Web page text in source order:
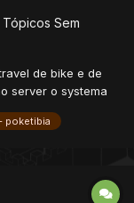
Tópicos Sem
de bike e de
server o systema
!! REp+
poketibia